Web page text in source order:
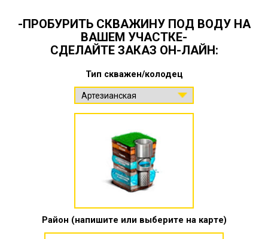
-ПРОБУРИТЬ СКВАЖИНУ ПОД ВОДУ НА
ВАШЕМ УЧАСТКЕ-
СДЕЛАЙТЕ ЗАКАЗ ОН-ЛАЙН:
Тип скважен/колодец
Район (напишите или выберите на карте)